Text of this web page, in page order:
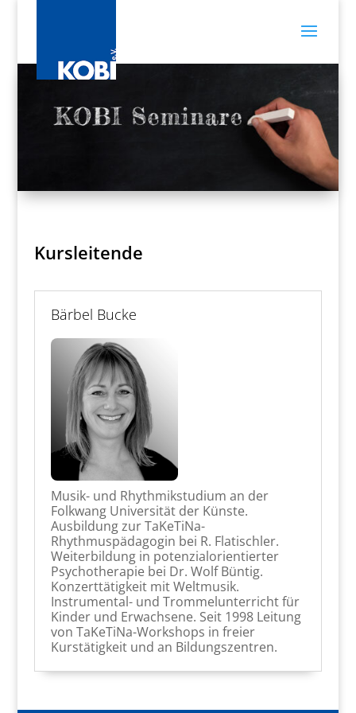
Kursleitende
Bärbel Bucke
Musik- und Rhythmikstudium an der
Folkwang Universität der Künste.
Ausbildung zur TaKeTiNa-
Rhythmuspädagogin bei R. Flatischler.
Weiterbildung in potenzialorientierter
Psychotherapie bei Dr. Wolf Büntig.
Konzerttätigkeit mit Weltmusik.
Instrumental- und Trommelunterricht für
Kinder und Erwachsene. Seit 1998 Leitung
von TaKeTiNa-Workshops in freier
Kurstätigkeit und an Bildungszentren.